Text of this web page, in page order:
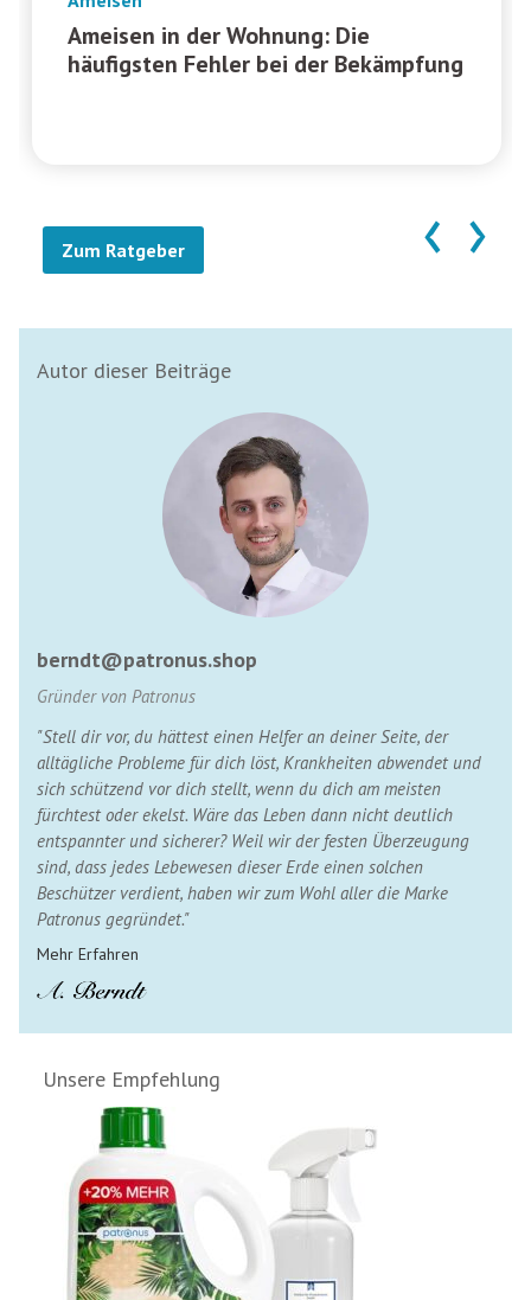
Ameisen in der Wohnung: Die
häufigsten Fehler bei der Bekämpfung
‹ ›
Zum Ratgeber
Autor dieser Beiträge
berndt@patronus.shop
Gründer von Patronus
"Stell dir vor, du hättest einen Helfer an deiner Seite, der
alltägliche Probleme für dich löst, Krankheiten abwendet und
sich schützend vor dich stellt, wenn du dich am meisten
fürchtest oder ekelst. Wäre das Leben dann nicht deutlich
entspannter und sicherer? Weil wir der festen Überzeugung
sind, dass jedes Lebewesen dieser Erde einen solchen
Beschützer verdient, haben wir zum Wohl aller die Marke
Patronus gegründet."
Mehr Erfahren
Unsere Empfehlung